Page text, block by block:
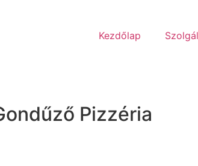
Kezdőlap
Pizzéria